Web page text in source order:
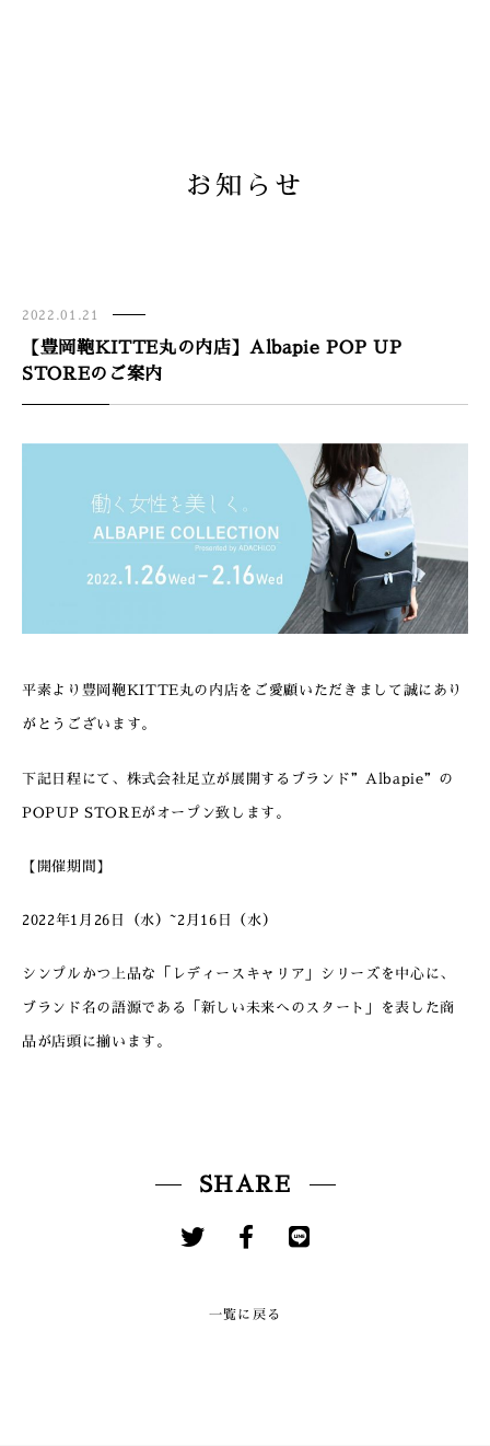
お知らせ
2022.01.21
【豊岡鞄KITTE丸の内店】Albapie POP UP
STOREのご案内
平素より豊岡鞄KITTE丸の内店をご愛顧いただきまして誠にあり
がとうございます。
下記日程にて、株式会社足立が展開するブランド”Albapie”の
POPUP STOREがオープン致します。
【開催期間】
2022年1月26日（水）~2月16日（水）
シンプルかつ上品な「レディースキャリア」シリーズを中心に、
ブランド名の語源である「新しい未来へのスタート」を表した商
品が店頭に揃います。
SHARE
一覧に戻る